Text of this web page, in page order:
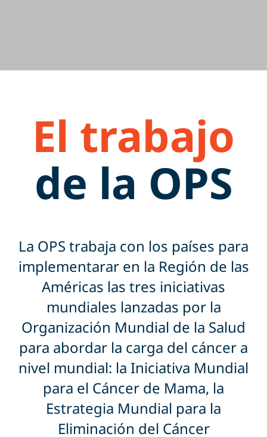
El trabajo
de la OPS
La OPS trabaja con los países para
implementarar en la Región de las
Américas las tres iniciativas
mundiales lanzadas por la
Organización Mundial de la Salud
para abordar la carga del cáncer a
nivel mundial: la Iniciativa Mundial
para el Cáncer de Mama, la
Estrategia Mundial para la
Eliminación del Cáncer